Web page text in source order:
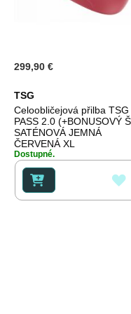
299,90 €
TSG
Celoobličejová přilba TSG
PASS 2.0 (+BONUSOVÝ
SATÉNOVÁ JEMNÁ
ČERVENÁ XL
Dostupné.